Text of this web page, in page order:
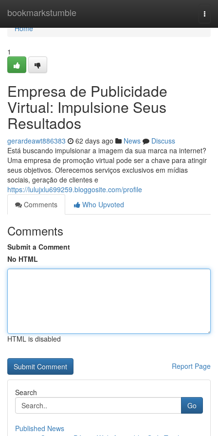
bookmarkstumble
Home
Home
1
Empresa de Publicidade
Virtual: Impulsione Seus
Resultados
gerardeawt886383 62 days ago News
Discuss
Está buscando impulsionar a imagem da sua marca na internet?
Uma empresa de promoção virtual pode ser a chave para atingir
seus objetivos. Oferecemos serviços exclusivos em mídias
sociais, geração de clientes e
https://lulujxlu699259.bloggosite.com/profile
Comments
Who Upvoted
Comments
Submit a Comment
No HTML
HTML is disabled
Report Page
Search
Go
Published News